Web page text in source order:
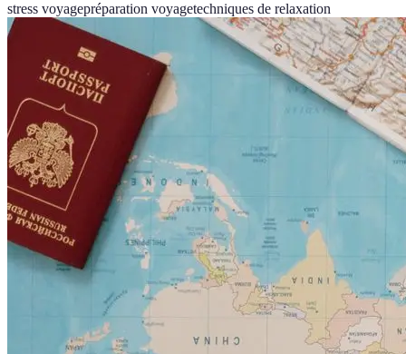
stress voyagepréparation voyagetechniques de relaxation